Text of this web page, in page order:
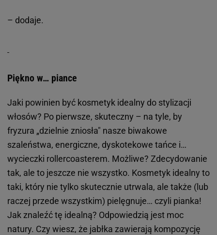
– dodaje.
Piękno w… piance
Jaki powinien być kosmetyk idealny do stylizacji
włosów? Po pierwsze, skuteczny – na tyle, by
fryzura „dzielnie zniosła" nasze biwakowe
szaleństwa, energiczne, dyskotekowe tańce i…
wycieczki rollercoasterem. Możliwe? Zdecydowanie
tak, ale to jeszcze nie wszystko. Kosmetyk idealny to
taki, który nie tylko skutecznie utrwala, ale także (lub
raczej przede wszystkim) pielęgnuje… czyli pianka!
Jak znaleźć tę idealną? Odpowiedzią jest moc
natury. Czy wiesz, że jabłka zawierają kompozycję